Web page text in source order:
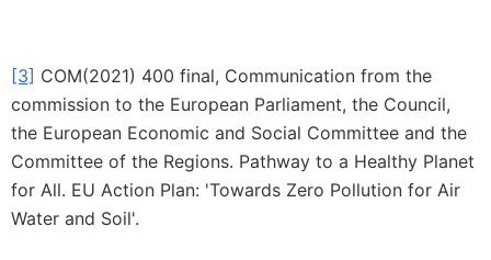
[3] COM(2021) 400 final, Communication from the
commission to the European Parliament, the Council,
the European Economic and Social Committee and the
Committee of the Regions. Pathway to a Healthy Planet
for All. EU Action Plan: 'Towards Zero Pollution for Air
Water and Soil'.